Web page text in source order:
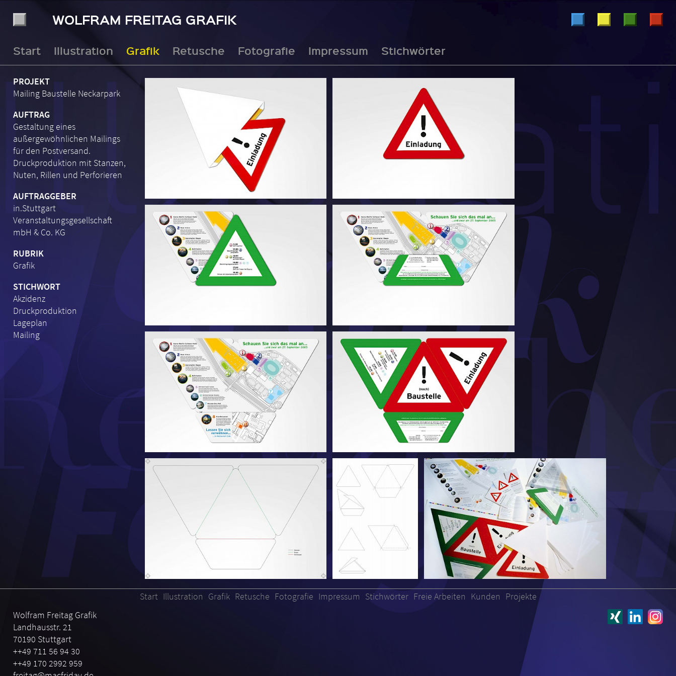
WOLFRAM FREITAG GRAFIK
Start Illustration Grafik Retusche Fotografie Impressum Stichwörter
PROJEKT
Mailing Baustelle Neckarpark
AUFTRAG
Gestaltung eines
außergewöhnlichen Mailings
für den Postversand.
Druckproduktion mit Stanzen,
Nuten, Rillen und Perforieren
AUFTRAGGEBER
in.Stuttgart
Veranstaltungsgesellschaft
mbH & Co. KG
RUBRIK
Grafik
STICHWORT
Akzidenz
Druckproduktion
Lageplan
Mailing
Start Illustration Grafik Retusche Fotografie Impressum Stichwörter Freie Arbeiten Kunden Projekte
Wolfram Freitag Grafik
Landhausstr. 21
70190 Stuttgart
++49 711 56 94 30
++49 170 2992 959